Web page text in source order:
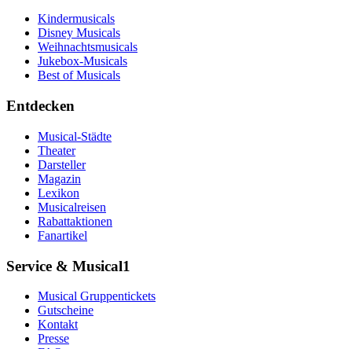
Kindermusicals
Disney Musicals
Weihnachtsmusicals
Jukebox-Musicals
Best of Musicals
Entdecken
Musical-Städte
Theater
Darsteller
Magazin
Lexikon
Musicalreisen
Rabattaktionen
Fanartikel
Service & Musical1
Musical Gruppentickets
Gutscheine
Kontakt
Presse